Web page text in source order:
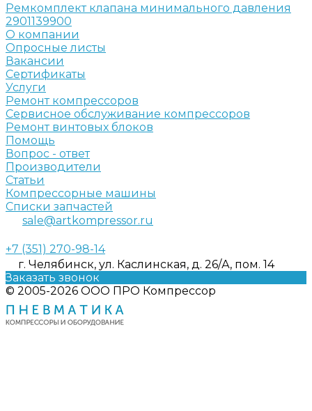
Ремкомплект клапана минимального давления
2901139900
О компании
Опросные листы
Вакансии
Сертификаты
Услуги
Ремонт компрессоров
Сервисное обслуживание компрессоров
Ремонт винтовых блоков
Помощь
Вопрос - ответ
Производители
Статьи
Компрессорные машины
Списки запчастей
sale@artkompressor.ru
+7 (351) 270-98-14
г. Челябинск, ул. Каслинская, д. 26/А, пом. 14
Заказать звонок
© 2005-2026 ООО ПРО Компрессор